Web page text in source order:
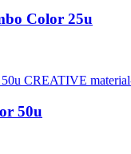
Color 25u
50u